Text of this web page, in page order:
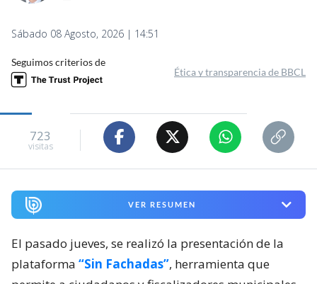
Sábado 08 Agosto, 2026 | 14:51
Seguimos criterios de
Ética y transparencia de BBCL
723
visitas
VER RESUMEN
El pasado jueves, se realizó la presentación de la
plataforma “Sin Fachadas”, herramienta que